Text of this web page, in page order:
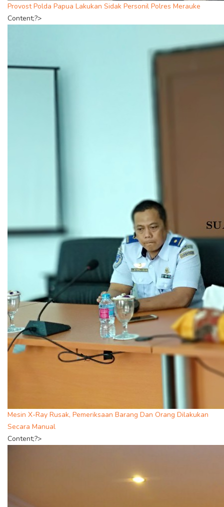
Provost Polda Papua Lakukan Sidak Personil Polres Merauke
Content;?>
Mesin X-Ray Rusak, Pemeriksaan Barang Dan Orang Dilakukan
Secara Manual
Content;?>